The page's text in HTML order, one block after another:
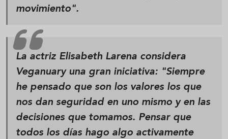
movimiento".
La actriz Elisabeth Larena considera
Veganuary una gran iniciativa: "Siempre
he pensado que son los valores los que
nos dan seguridad en uno mismo y en las
decisiones que tomamos. Pensar que
todos los días hago algo activamente